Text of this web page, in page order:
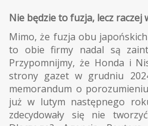
Nie będzie to fuzja, lecz raczej
Mimo, że fuzja obu
to obie firmy nadal są
Przypomnijmy, że Honda i
strony gazet w grudniu
memorandum o
już w lutym następnego
zdecydowały się nie